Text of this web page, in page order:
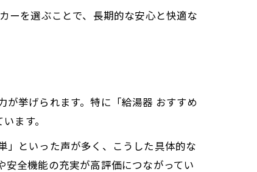
ーを選ぶことで、長期的な安心と快適な
挙げられます。特に「給湯器 おすすめ
ます。
」といった声が多く、こうした具体的な
全機能の充実が高評価につながってい